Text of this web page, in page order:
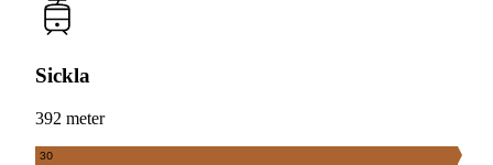
Sickla
392 meter
30